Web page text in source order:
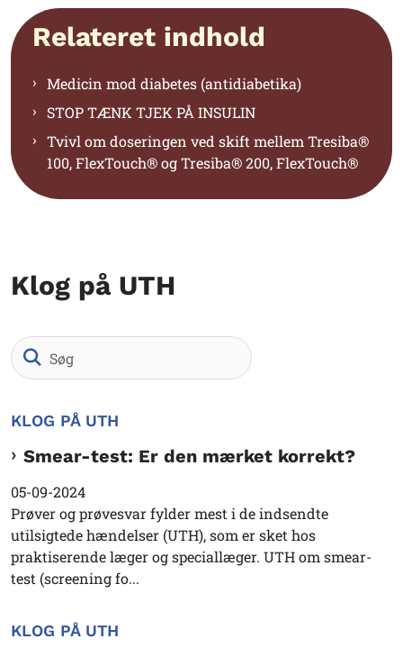
Relateret indhold
Medicin mod diabetes (antidiabetika)
STOP TÆNK TJEK PÅ INSULIN
Tvivl om doseringen ved skift mellem Tresiba®
100, FlexTouch® og Tresiba® 200, FlexTouch®
Klog på UTH
KLOG PÅ UTH
Smear-test: Er den mærket korrekt?
05-09-2024
Prøver og prøvesvar fylder mest i de indsendte
utilsigtede hændelser (UTH), som er sket hos
praktiserende læger og speciallæger. UTH om smear-
test (screening fo...
KLOG PÅ UTH